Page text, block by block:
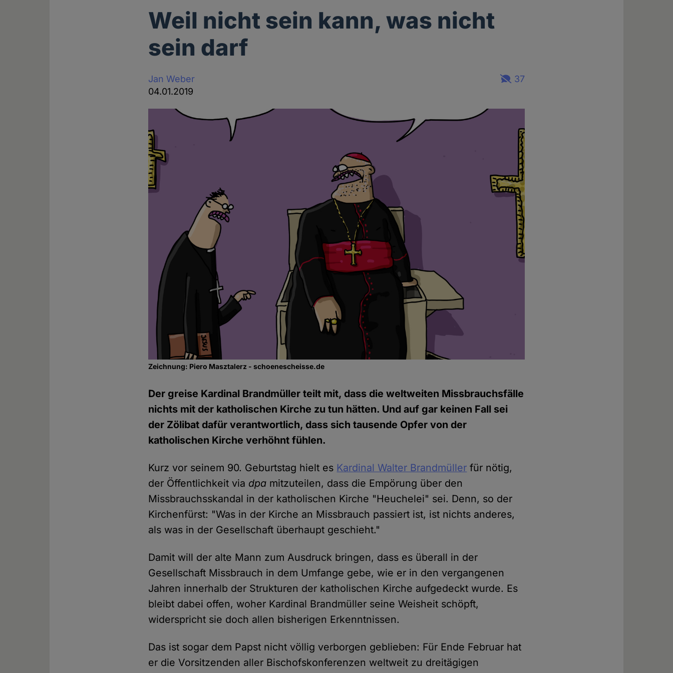
Weil nicht sein kann, was nicht
sein darf
Jan Weber
04.01.2019
37
Zeichnung: Piero Masztalerz - schoenescheisse.de
Der greise Kardinal Brandmüller teilt mit, dass die weltweiten Missbrauchsfälle
nichts mit der katholischen Kirche zu tun hätten. Und auf gar keinen Fall sei
der Zölibat dafür verantwortlich, dass sich tausende Opfer von der
katholischen Kirche verhöhnt fühlen.
Kurz vor seinem 90. Geburtstag hielt es Kardinal Walter Brandmüller für nötig,
der Öffentlichkeit via dpa mitzuteilen, dass die Empörung über den
Missbrauchsskandal in der katholischen Kirche "Heuchelei" sei. Denn, so der
Kirchenfürst: "Was in der Kirche an Missbrauch passiert ist, ist nichts anderes,
als was in der Gesellschaft überhaupt geschieht."
Damit will der alte Mann zum Ausdruck bringen, dass es überall in der
Gesellschaft Missbrauch in dem Umfange gebe, wie er in den vergangenen
Jahren innerhalb der Strukturen der katholischen Kirche aufgedeckt wurde. Es
bleibt dabei offen, woher Kardinal Brandmüller seine Weisheit schöpft,
widerspricht sie doch allen bisherigen Erkenntnissen.
Das ist sogar dem Papst nicht völlig verborgen geblieben: Für Ende Februar hat
er die Vorsitzenden aller Bischofskonferenzen weltweit zu dreitägigen